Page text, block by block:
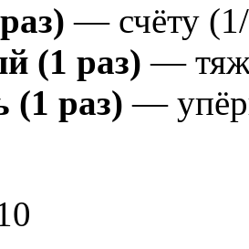
— счёту
(1 раз) —
(1 раз) —